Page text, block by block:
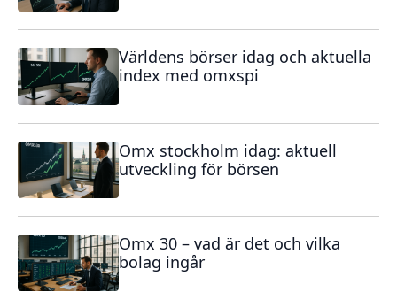
Världens börser idag och aktuella
index med omxspi
Omx stockholm idag: aktuell
utveckling för börsen
Omx 30 – vad är det och vilka
bolag ingår